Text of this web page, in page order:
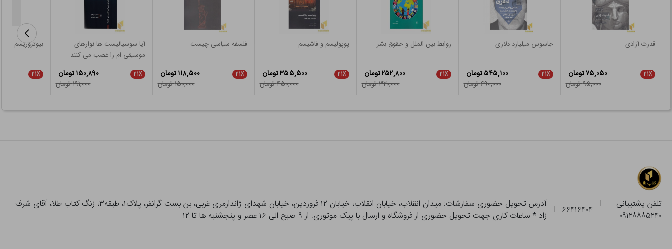
قدرت آزادی
۲۱٪
۷۵,۰۵۰ تومان
۹۵,۰۰۰ تومان
جاسوس میلیارد دلاری
۲۱٪
۵۴۵,۱۰۰ تومان
۶۹۰,۰۰۰ تومان
روابط بین الملل و حقوق بشر
۲۱٪
۲۵۲,۸۰۰ تومان
۳۲۰,۰۰۰ تومان
پوپولیسم و فاشیسم
۲۱٪
۳۵۵,۵۰۰ تومان
۴۵۰,۰۰۰ تومان
فلسفه سیاسی چیست
۲۱٪
۱۱۸,۵۰۰ تومان
۱۵۰,۰۰۰ تومان
آیا سوسیالیست ها نوارهای
موسیقی ام را غصب می کنند
۲۱٪
۱۵۰,۸۹۰ تومان
۱۹۱,۰۰۰ تومان
بیوتروریسم
۲۱٪
تلفن پشتیبانی
۰۹۱۲۸۸۸۵۲۴۰
۶۶۴۱۶۴۰۴
آدرس تحویل حضوری سفارشات: میدان انقلاب، خیابان انقلاب، خیابان ۱۲ فروردین، خیابان شهدای ژاندارمری غربی، بن بست گرانفر، پلاک۱، طبقه۳، زنگ کتاب طلا، آقای شرف
زاد * ساعات کاری جهت تحویل حضوری از فروشگاه و ارسال با پیک موتوری: از ۹ صبح الی ۱۶ عصر و پنجشنبه ها تا ۱۲
بصورت حضوری از آدرس تحویل حضوری سفارش خود را بدون هیچ هزینه ای تحویل بگیرید.